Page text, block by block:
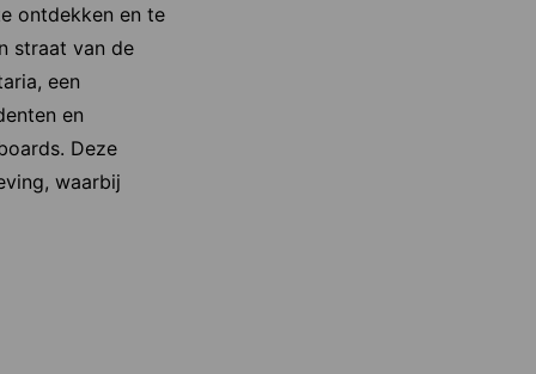
ontdekken en te
straat van de
een
en
Deze
waarbij